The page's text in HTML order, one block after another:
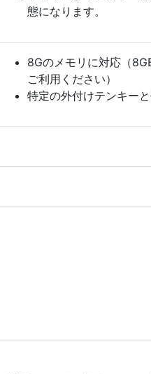
態になります。
8Gのメモリに対応（
ご利用ください）
特定の外付けテンキー